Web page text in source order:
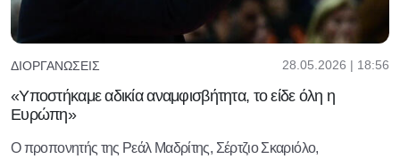
ΔΙΟΡΓΑΝΏΣΕΙΣ 28.05.2026 | 18:56
«Υποστήκαμε αδικία αναμφισβήτητα, το είδε όλη η
Ευρώπη»
Ο προπονητής της Ρεάλ Μαδρίτης, Σέρτζιο Σκαριόλο,